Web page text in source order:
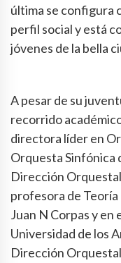
última se configura
perfil social y está
jóvenes de la bella
A pesar de su
recorrido
directora líder en
Orquesta Sinfónica
Dirección
profesora de
Juan N Corpas y
Universidad de los
Dirección